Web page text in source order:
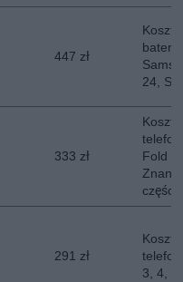
447 zł
Koszt
baterii
24,
333 zł
Koszt
Fold
Znany
części.
291 zł
Koszt
3, 4,